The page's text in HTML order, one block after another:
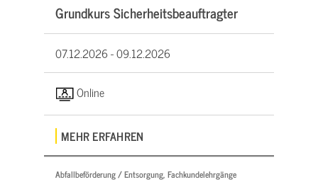
Grundkurs Sicherheitsbeauftragter
07.12.2026 -09.12.2026
Online
MEHR ERFAHREN
Abfallbeförderung / Entsorgung, Fachkundelehrgänge